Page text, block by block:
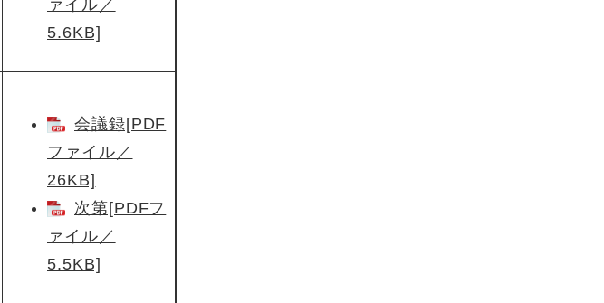
ァイル／
5.6KB]
会議録[PDF
ファイル／
26KB]
次第[PDFフ
ァイル／
5.5KB]